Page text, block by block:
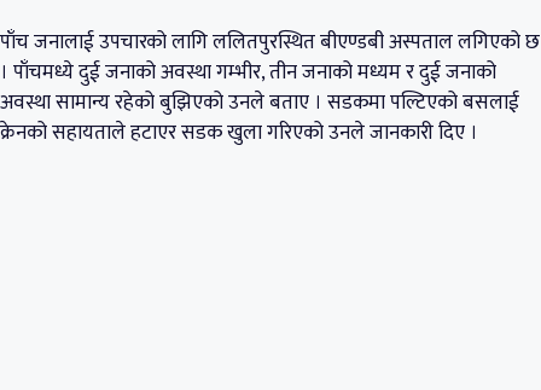
पाँच जनालाई उपचारको लागि ललितपुरस्थित बीएण्डबी अस्पताल लगिएको छ
। पाँचमध्ये दुई जनाको अवस्था गम्भीर, तीन जनाको मध्यम र दुई जनाको
अवस्था सामान्य रहेको बुझिएको उनले बताए । सडकमा पल्टिएको बसलाई
क्रेनको सहायताले हटाएर सडक खुला गरिएको उनले जानकारी दिए ।